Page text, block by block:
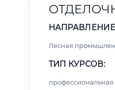
Лесная
ТИП КУРСОВ:
профессиональная